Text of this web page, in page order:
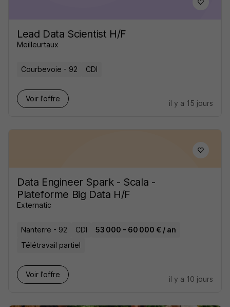
Lead Data Scientist H/F
Meilleurtaux
Courbevoie - 92 CDI
Voir l’offre
il y a 15 jours
Data Engineer Spark - Scala -
Plateforme Big Data H/F
Externatic
Nanterre - 92 CDI
53 000 - 60 000 € / an
Télétravail partiel
Voir l’offre
il y a 10 jours